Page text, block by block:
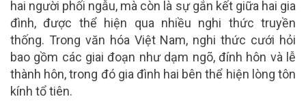
hai người phối ngẫu, mà còn là sự gắn kết giữa hai gia
đình, được thể hiện qua nhiều nghi thức truyền
thống. Trong văn hóa Việt Nam, nghi thức cưới hỏi
bao gồm các giai đoạn như dạm ngõ, đính hôn và lễ
thành hôn, trong đó gia đình hai bên thể hiện lòng tôn
kính tổ tiên.